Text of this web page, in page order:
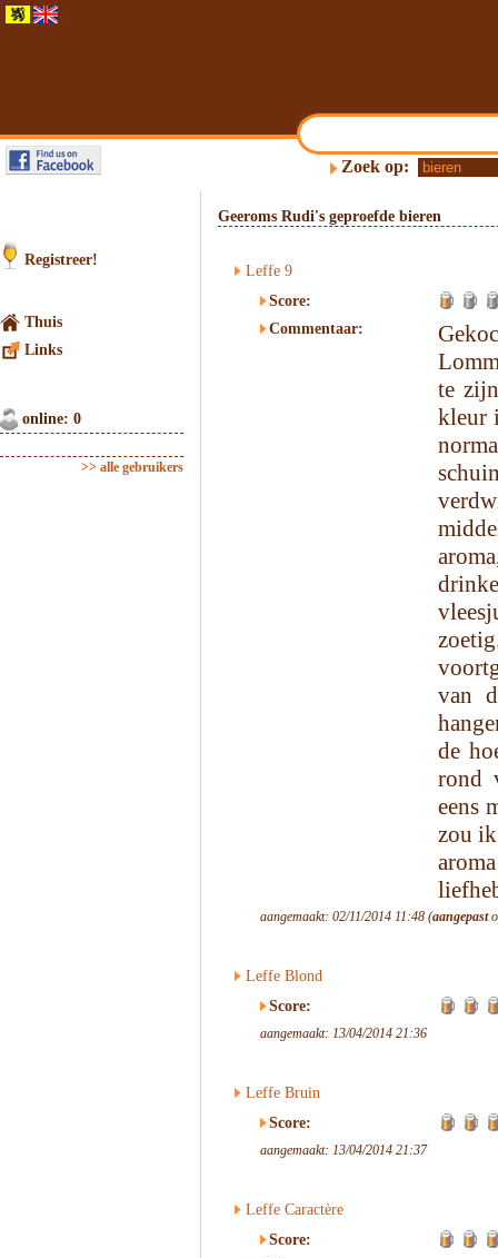
Zoek op:
Registreer!
Thuis
Links
online: 0
>> alle gebruikers
Geeroms Rudi's geproefde bieren
Leffe 9
Score:
Commentaar:
te
kleur
van
de
rond
eens
zou
aangemaakt: 02/11/2014 11:48 (aangepast
Leffe Blond
Score:
aangemaakt: 13/04/2014 21:36
Leffe Bruin
Score:
aangemaakt: 13/04/2014 21:37
Leffe Caractère
Score: